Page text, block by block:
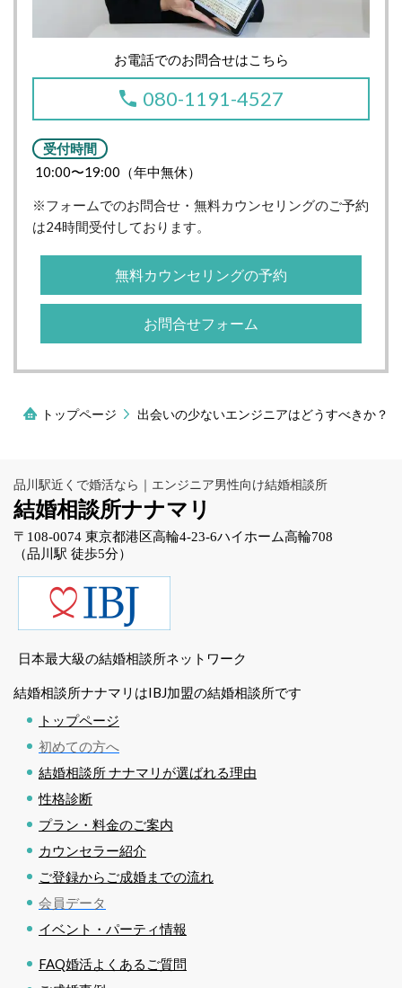
お電話でのお問合せはこちら
080-1191-4527
受付時間
10:00〜19:00（年中無休）
※フォームでのお問合せ・無料カウンセリングのご予約
は24時間受付しております。
無料カウンセリングの予約
お問合せフォーム
トップページ 出会いの少ないエンジニアはどうすべきか？
品川駅近くで婚活なら｜エンジニア男性向け結婚相談所
結婚相談所ナナマリ
〒108-0074 東京都港区高輪4-23-6ハイホーム高輪708
（品川駅 徒歩5分）
日本最大級の結婚相談所ネットワーク
結婚相談所ナナマリはIBJ加盟の結婚相談所です
トップページ
初めての方へ
結婚相談所 ナナマリが選ばれる理由
性格診断
プラン・料金のご案内
カウンセラー紹介
ご登録からご成婚までの流れ
会員データ
イベント・パーティ情報
FAQ婚活よくあるご質問